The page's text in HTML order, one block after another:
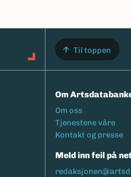
Til toppen
Om
Footermeny
Om oss
Tjenestene våre
Kontakt og presse
Meld inn feil på